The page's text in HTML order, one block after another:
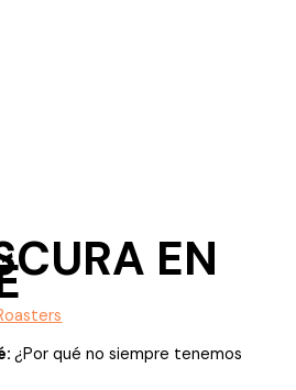
EN
¿Por qué no siempre tenemos